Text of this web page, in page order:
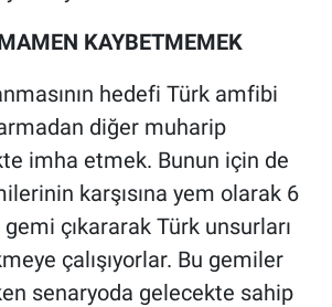
KAYBETMEMEK
hedefi Türk amfibi
diğer muharip
imha etmek. Bunun için de
karşısına yem olarak 6
çıkararak Türk unsurları
çalışıyorlar. Bu gemiler
senaryoda gelecekte sahip